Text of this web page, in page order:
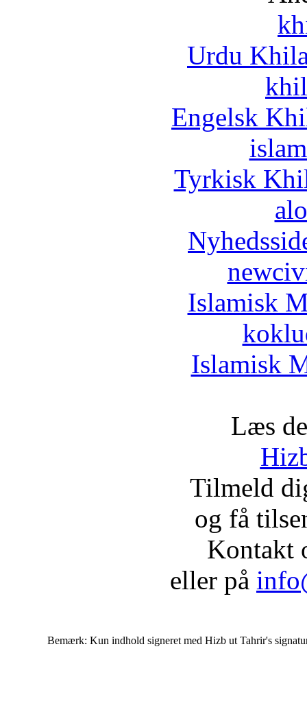
Urdu
Engelsk
Tyrkisk
Islamisk
Islamisk
Læs
Tilmeld
og få
Kontakt
eller på
Bemærk: Kun indhold signeret med Hizb ut Tahrir's